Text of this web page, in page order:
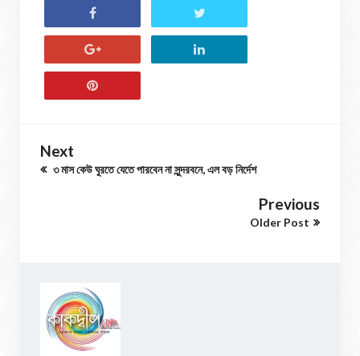
Next
৩ মাস কেউ ঘুরতে যেতে পারবেন না সুন্দরবনে, এল বড় নির্দেশ
Previous
Older Post